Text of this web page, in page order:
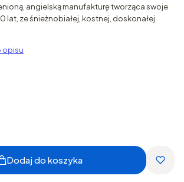
angielską manufakturę tworząca swoje
lat, ze śnieżnobiałej, kostnej, doskonałej
opisu
Dodaj do koszyka